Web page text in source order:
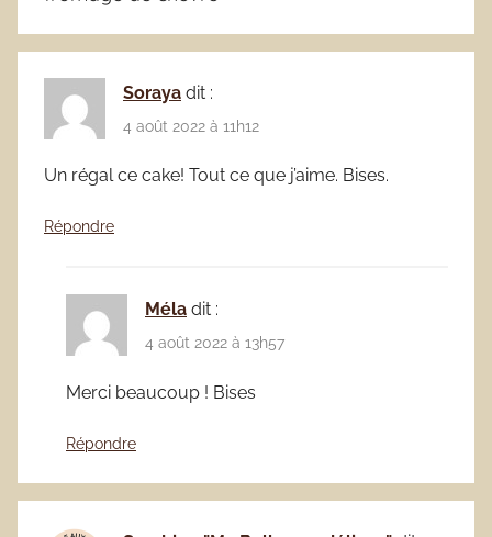
Soraya dit :
4 août 2022 à 11h12
Un régal ce cake! Tout ce que j’aime. Bises.
Répondre
Méla dit :
4 août 2022 à 13h57
Merci beaucoup ! Bises
Répondre